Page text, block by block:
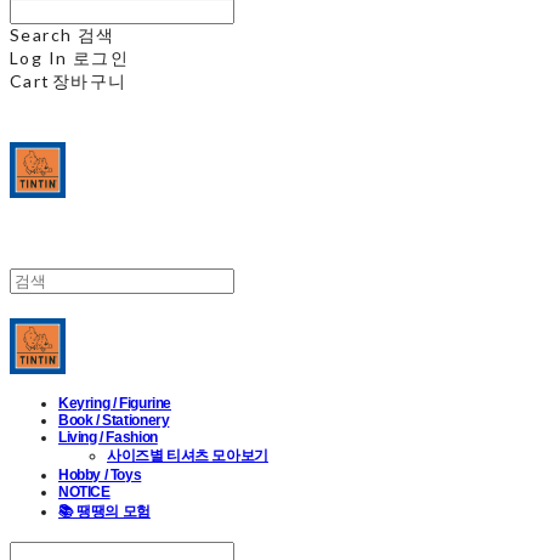
Search 검색
Log In 로그인
Cart 장바구니
Keyring / Figurine
Book / Stationery
Living / Fashion
사이즈별 티셔츠 모아보기
Hobby / Toys
NOTICE
📚 땡땡의 모험